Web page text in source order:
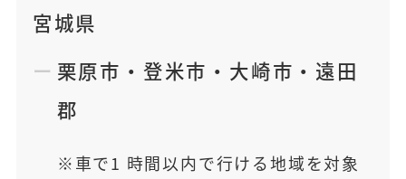
宮城県
栗原市 ・ 登米市 ・ 大崎市 ・ 遠田
郡
車で1 時間以内で行ける地域を対象